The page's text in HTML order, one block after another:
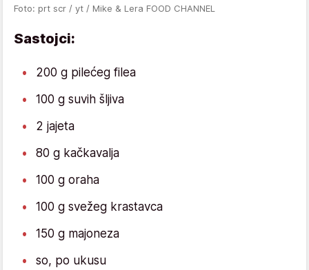
Foto: prt scr / yt / Mike & Lera FOOD CHANNEL
Sastojci:
200 g pilećeg filea
100 g suvih šljiva
2 jajeta
80 g kačkavalja
100 g oraha
100 g svežeg krastavca
150 g majoneza
so, po ukusu